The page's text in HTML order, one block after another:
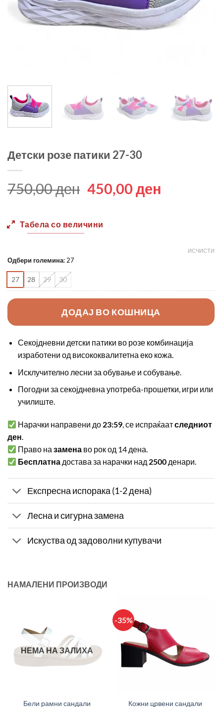
Детски розе патики 27-30
750,00ден Original
750,00 ден.
450,00 ден
Табела со величини
Одбери големина: 27
27 28 29 30
ИСЧИСТИ
ДОДАЈ ВО КОШНИЦА
Секојдневни детски патики во розе комбинација
изработени од висококвалитетна еко кожа.
Исклучително лесни за обување и собување.
Погодни за секојдневна употреба-прошетки, игри или
училиште.
Нарачки направени до 23:59, се испраќаатследниот
ден.
Право назамена во рок од 14 дена.
Бесплатна достава за нарачки над 2500 денари.
Експресна испорака (1-2 дена)
Лесна и сигурна замена
Искуства од задоволни купувачи
НАМАЛЕНИ ПРОИЗВОДИ
НЕМА НА ЗАЛИХА
Бели рамни сандали
-35%
Кожни црвени сандали